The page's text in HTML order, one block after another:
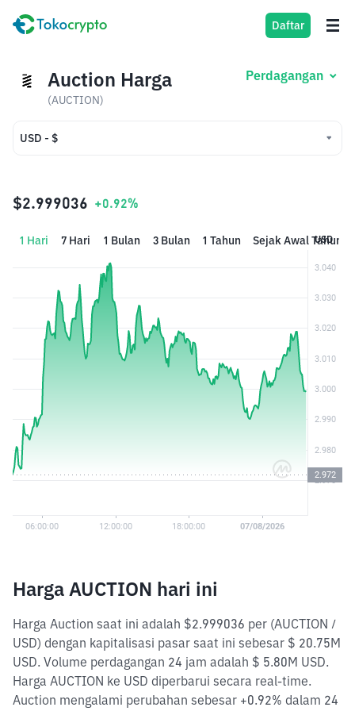
Daftar
Auction Harga
(AUCTION)
Perdagangan
USD - $
IDR - Rp
$2.999036 +0.92%
1 Hari 7 Hari 1 Bulan 3 Bulan 1 Tahun Sejak Awal Tahun
USD
Harga AUCTION hari ini
Harga Auction saat ini adalah $2.999036 per (AUCTION /
USD) dengan kapitalisasi pasar saat ini sebesar $ 20.75M
USD. Volume perdagangan 24 jam adalah $ 5.80M USD.
Harga AUCTION ke USD diperbarui secara real-time.
Auction mengalami perubahan sebesar +0.92% dalam 24